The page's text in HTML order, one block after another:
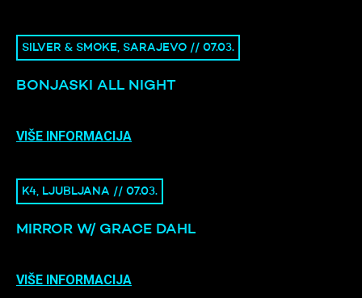
SILVER & SMOKE, SARAJEVO // 07.03.
BONJASKI ALL NIGHT
VIŠE INFORMACIJA
K4, LJUBLJANA // 07.03.
MIRROR W/ GRACE DAHL
VIŠE INFORMACIJA